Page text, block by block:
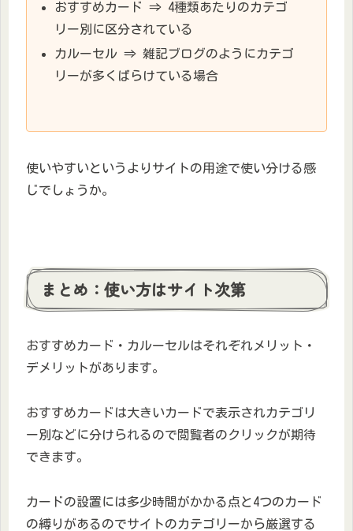
おすすめカード ⇒ 4種類あたりのカテゴ
リー別に区分されている
カルーセル ⇒ 雑記ブログのようにカテゴ
リーが多くばらけている場合
使いやすいというよりサイトの用途で使い分ける感
じでしょうか。
まとめ：使い方はサイト次第
おすすめカード・カルーセルはそれぞれメリット・
デメリットがあります。
おすすめカードは大きいカードで表示されカテゴリ
ー別などに分けられるので閲覧者のクリックが期待
できます。
カードの設置には多少時間がかかる点と4つのカード
の縛りがあるのでサイトのカテゴリーから厳選する